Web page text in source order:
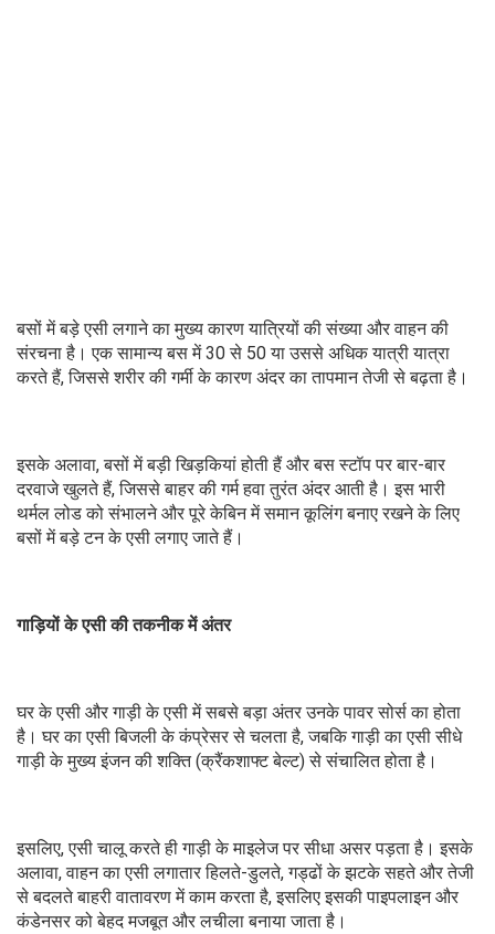
बसों में बड़े एसी लगाने का मुख्य कारण यात्रियों की संख्या और वाहन की
संरचना है। एक सामान्य बस में 30 से 50 या उससे अधिक यात्री यात्रा
करते हैं, जिससे शरीर की गर्मी के कारण अंदर का तापमान तेजी से बढ़ता है।
इसके अलावा, बसों में बड़ी खिड़कियां होती हैं और बस स्टॉप पर बार-बार
दरवाजे खुलते हैं, जिससे बाहर की गर्म हवा तुरंत अंदर आती है। इस भारी
थर्मल लोड को संभालने और पूरे केबिन में समान कूलिंग बनाए रखने के लिए
बसों में बड़े टन के एसी लगाए जाते हैं।
गाड़ियों के एसी की तकनीक में अंतर
घर के एसी और गाड़ी के एसी में सबसे बड़ा अंतर उनके पावर सोर्स का होता
है। घर का एसी बिजली के कंप्रेसर से चलता है, जबकि गाड़ी का एसी सीधे
गाड़ी के मुख्य इंजन की शक्ति (क्रैंकशाफ्ट बेल्ट) से संचालित होता है।
इसलिए, एसी चालू करते ही गाड़ी के माइलेज पर सीधा असर पड़ता है। इसके
अलावा, वाहन का एसी लगातार हिलते-डुलते, गड्ढों के झटके सहते और तेजी
से बदलते बाहरी वातावरण में काम करता है, इसलिए इसकी पाइपलाइन और
कंडेनसर को बेहद मजबूत और लचीला बनाया जाता है।